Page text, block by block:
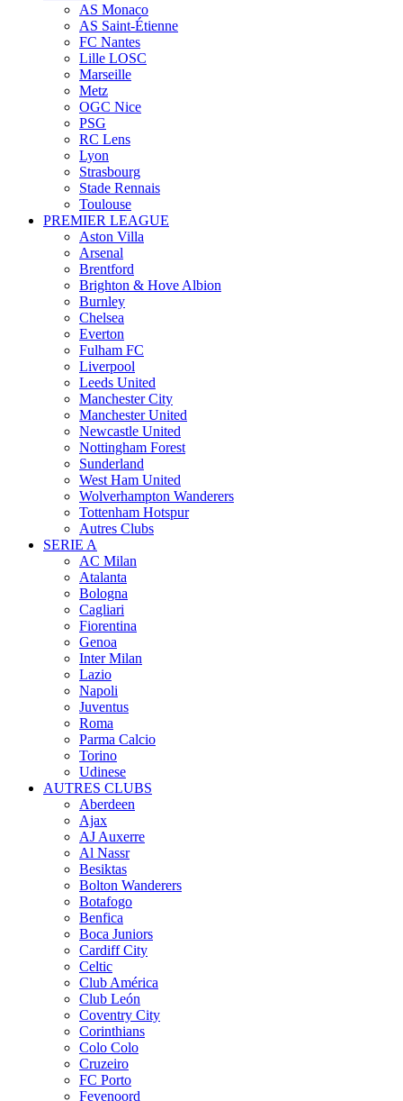
AS Monaco
AS Saint-Étienne
FC Nantes
Lille LOSC
Marseille
Metz
OGC Nice
PSG
RC Lens
Lyon
Strasbourg
Stade Rennais
Toulouse
PREMIER LEAGUE
Aston Villa
Arsenal
Brentford
Brighton & Hove Albion
Burnley
Chelsea
Everton
Fulham FC
Liverpool
Leeds United
Manchester City
Manchester United
Newcastle United
Nottingham Forest
Sunderland
West Ham United
Wolverhampton Wanderers
Tottenham Hotspur
Autres Clubs
SERIE A
AC Milan
Atalanta
Bologna
Cagliari
Fiorentina
Genoa
Inter Milan
Lazio
Napoli
Juventus
Roma
Parma Calcio
Torino
Udinese
AUTRES CLUBS
Aberdeen
Ajax
AJ Auxerre
Al Nassr
Besiktas
Bolton Wanderers
Botafogo
Benfica
Boca Juniors
Cardiff City
Celtic
Club América
Club León
Coventry City
Corinthians
Colo Colo
Cruzeiro
FC Porto
Feyenoord